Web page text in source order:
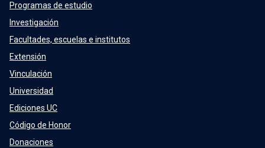
Programas de estudio
Investigación
Facultades, escuelas e institutos
Extensión
Vinculación
Universidad
Ediciones UC
Código de Honor
Donaciones